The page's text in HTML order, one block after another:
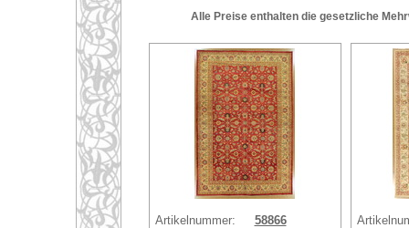
Alle Preise enthalten die gesetzliche
Artikelnummer:
58866